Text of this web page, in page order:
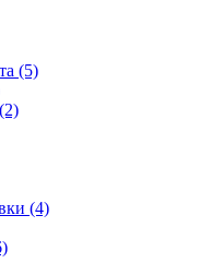
(5)
(2)
(4)